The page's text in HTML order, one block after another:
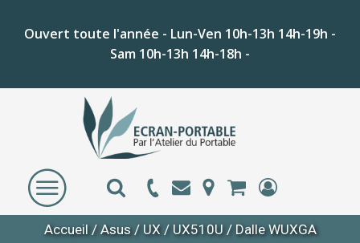
Ouvert toute l'année - Lun-Ven 10h-13h 14h-19h -
Sam 10h-13h 14h-18h -
Accueil/ Asus/ UX/ UX510U/ Dalle WUXGA